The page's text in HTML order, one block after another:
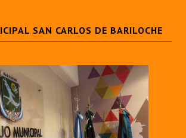
SAN CARLOS DE BARILOCHE